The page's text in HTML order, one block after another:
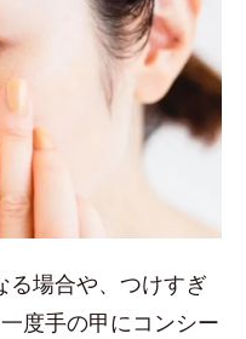
る場合や、つけすぎ
度手の甲にコンシー